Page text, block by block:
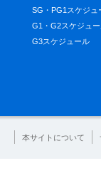
SG・PG1スケジュ
G1・G2スケジュ
G3スケジュール
本サイトについて